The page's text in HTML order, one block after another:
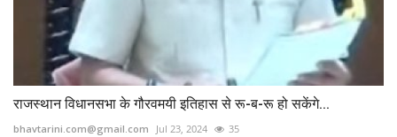
राजस्थान विधानसभा के गौरवमयी इतिहास से रू-ब-रू हो सकेंगे...
bhavtarini.com@gmail.com Jul 23, 2024 35